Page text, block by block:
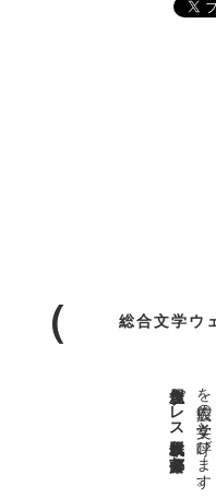
総合文学ウ
。
金魚屋プレス日本版代表 齋藤都